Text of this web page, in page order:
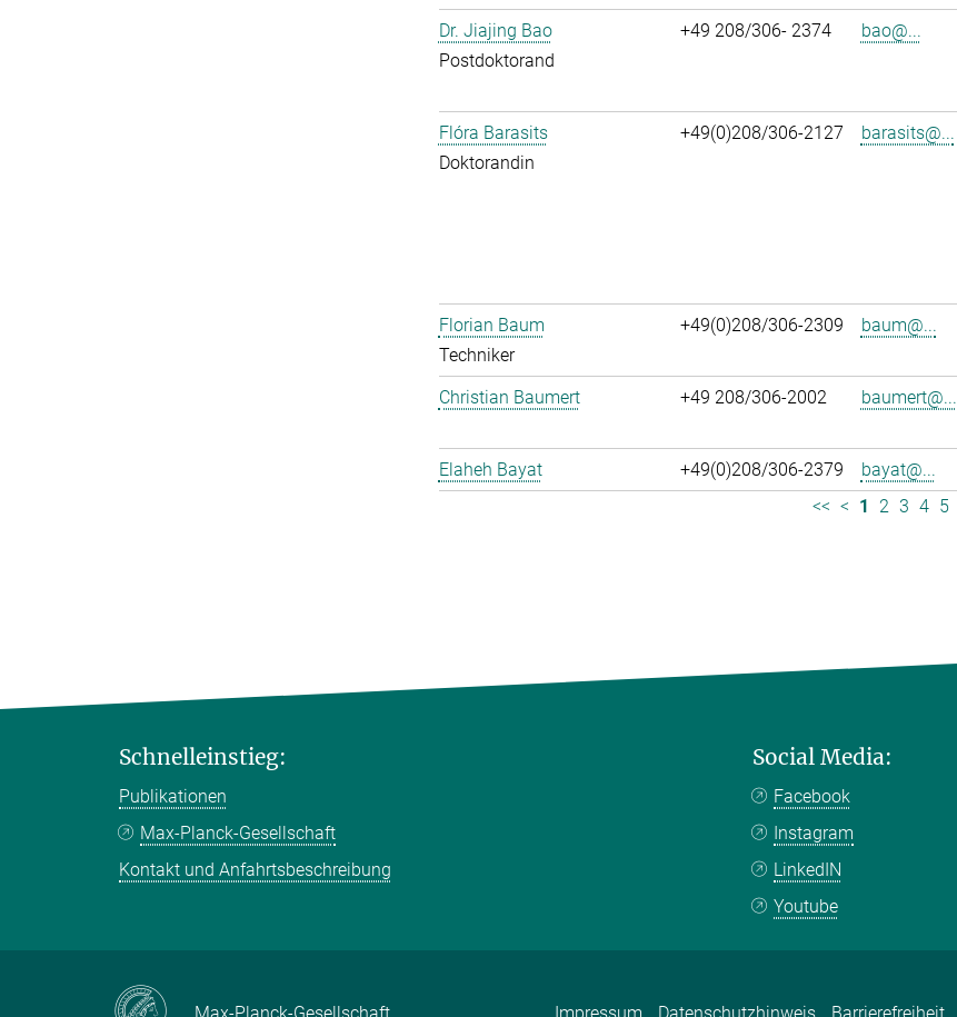
Dr. Jiajing Bao
Postdoktorand
+49 208/306- 2374 bao@...
Flóra Barasits
Doktorandin
+49(0)208/306-2127 barasits@...
Florian Baum
Techniker
+49(0)208/306-2309 baum@...
Christian Baumert
+49 208/306-2002 baumert@...
Elaheh Bayat
+49(0)208/306-2379 bayat@...
<< < 1 2 3 4 5
Schnelleinstieg:
Publikationen
Max-Planck-Gesellschaft
Kontakt und Anfahrtsbeschreibung
Social Media:
Facebook
Instagram
LinkedIN
Youtube
Max-Planck-Gesellschaft Impressum Datenschutzhinweis Barrierefreiheit